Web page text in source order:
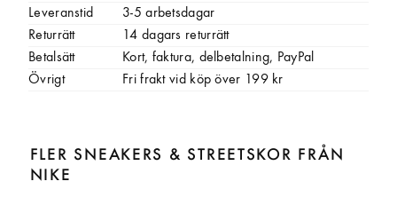
Leveranstid
3-5 arbetsdagar
Returrätt
14 dagars returrätt
Betalsätt
Kort, faktura, delbetalning, PayPal
Övrigt
Fri frakt vid köp över 199 kr
FLER SNEAKERS & STREETSKOR FRÅN
NIKE